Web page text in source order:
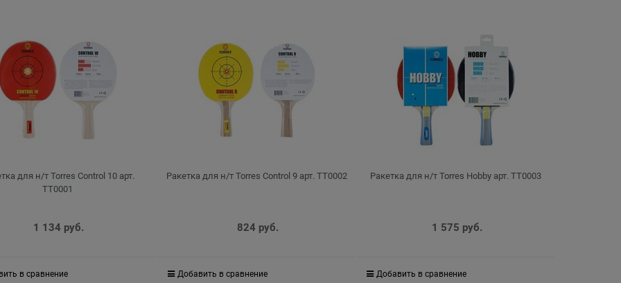
для н/т Torres Control 10 арт.
TT0001
1 134 руб.
в сравнение
Ракетка для н/т Torres Control 9 арт. TT0002
824 руб.
Добавить в сравнение
Ракетка для н/т Torres Hobby арт. TT0003
1 575 руб.
Добавить в сравнение